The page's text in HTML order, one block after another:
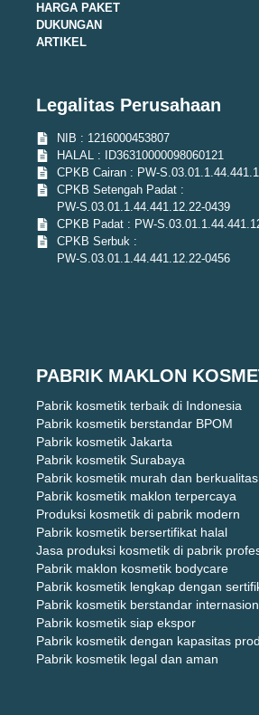
HARGA PAKET
DUKUNGAN
ARTIKEL
Legalitas Perusahaan
NIB : 1216000453807
HALAL : ID36310000098060121
CPKB Cairan : PW-
CPKB Setengah Padat :
PW-S.03.01.1.44.441.12.22-0439
CPKB Padat : PW-
CPKB Serbuk :
PW-S.03.01.1.44.441.12.22-0456
PABRIK MAKLON
Pabrik kosmetik terbaik di Indonesia
Pabrik kosmetik berstandar BPOM
Pabrik kosmetik Jakarta
Pabrik kosmetik Surabaya
Pabrik kosmetik murah dan berkualitas
Pabrik kosmetik maklon terpercaya
Produksi kosmetik di pabrik modern
Pabrik kosmetik bersertifikat halal
Jasa produksi kosmetik di pabrik
Pabrik maklon kosmetik bodycare
Pabrik kosmetik lengkap dengan
Pabrik kosmetik berstandar
Pabrik kosmetik siap ekspor
Pabrik kosmetik dengan kapasitas
Pabrik kosmetik legal dan aman